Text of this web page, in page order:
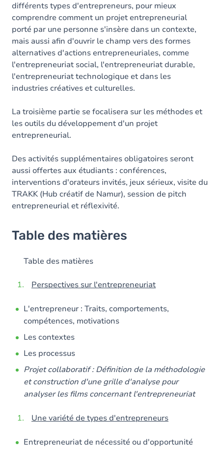
différents types d'entrepreneurs, pour mieux
comprendre comment un projet entrepreneurial
porté par une personne s'insère dans un contexte,
mais aussi afin d'ouvrir le champ vers des formes
alternatives d'actions entrepreneuriales, comme
l'entrepreneuriat social, l'entrepreneuriat durable,
l'entrepreneuriat technologique et dans les
industries créatives et culturelles.
La troisième partie se focalisera sur les méthodes et
les outils du développement d'un projet
entrepreneurial.
Des activités supplémentaires obligatoires seront
aussi offertes aux étudiants : conférences,
interventions d'orateurs invités, jeux sérieux, visite du
TRAKK (Hub créatif de Namur), session de pitch
entrepreneurial et réflexivité.
Table des matières
Table des matières
Perspectives sur l'entrepreneuriat
L'entrepreneur : Traits, comportements,
compétences, motivations
Les contextes
Les processus
Projet collaboratif : Définition de la méthodologie
et construction d'une grille d'analyse pour
analyser les films concernant l'entrepreneuriat
Une variété de types d'entrepreneurs
Entrepreneuriat de nécessité ou d'opportunité